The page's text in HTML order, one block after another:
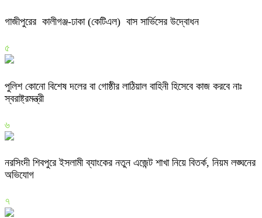
গাজীপুরের কালীগঞ্জ-ঢাকা (কেটিএল) বাস সার্ভিসের উদ্বোধন
৫
পুলিশ কোনো বিশেষ দলের বা গোষ্ঠীর লাঠিয়াল বাহিনী হিসেবে কাজ করবে নাঃ
স্বরাষ্ট্রমন্ত্রী
৬
নরসিংদী শিবপুরে ইসলামী ব্যাংকের নতুন এজেন্ট শাখা নিয়ে বিতর্ক, নিয়ম লঙ্ঘনের
অভিযোগ
৭